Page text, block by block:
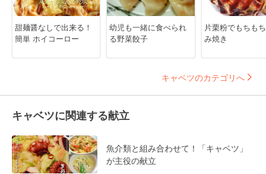
甜麺醤なしで出来る！
簡単 ホイコーロー
幼児も一緒に食べられ
る野菜餃子
片栗粉でもちも
み焼き
キャベツのカテゴリへ
キャベツに関連する献立
魚介類と組み合わせて！「キャベツ」
が主役の献立